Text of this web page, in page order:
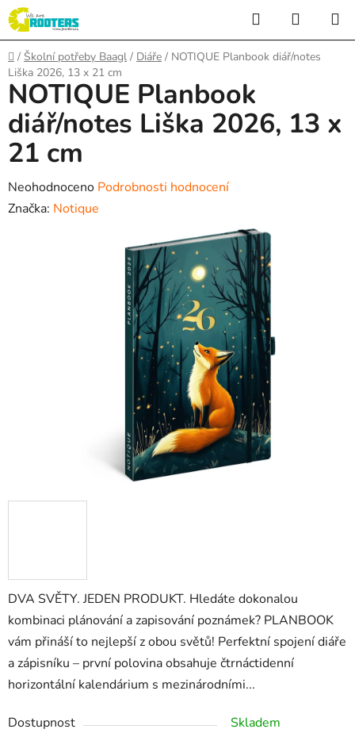
Přejít
na
obsah
Hledat
KOŠÍK
Domů
/ Školní potřeby Baagl / Diáře / NOTIQUE Planbook diář/notes
Liška 2026, 13 x 21 cm
DVA SVĚTY. JEDEN PRODUKT. Hledáte dokonalou
kombinaci plánování a zapisování poznámek? PLANBOOK
vám přináší to nejlepší z obou světů! Perfektní spojení diáře
a zápisníku – první polovina obsahuje čtrnáctidenní
horizontální kalendárium s mezinárodními...
Dostupnost
Skladem
NOTIQUE Planbook
diář/notes Liška 2026, 13 x
21 cm
Průměrné
hodnocení
Neohodnoceno Podrobnosti hodnocení
Značka: Notique